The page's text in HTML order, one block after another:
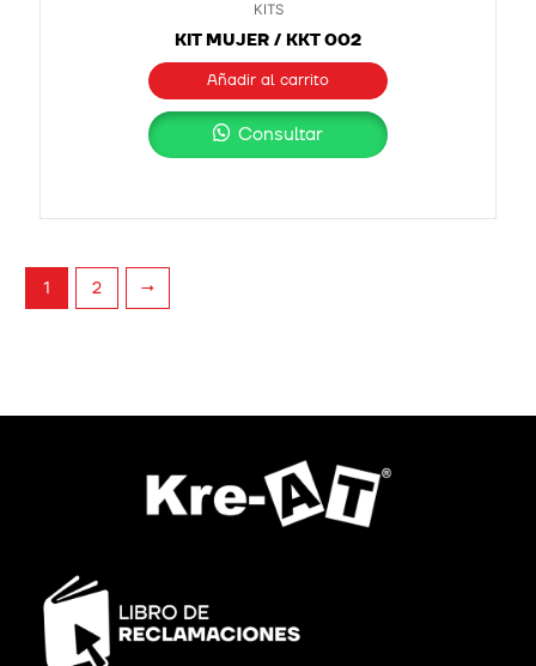
KITS
KIT MUJER / KKT 002
Añadir al carrito
Consultar
1 2 →